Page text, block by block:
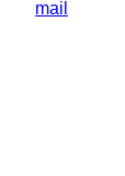
mail